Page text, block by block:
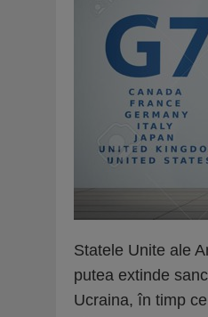
Statele Unite ale
putea extinde
Ucraina, în timp